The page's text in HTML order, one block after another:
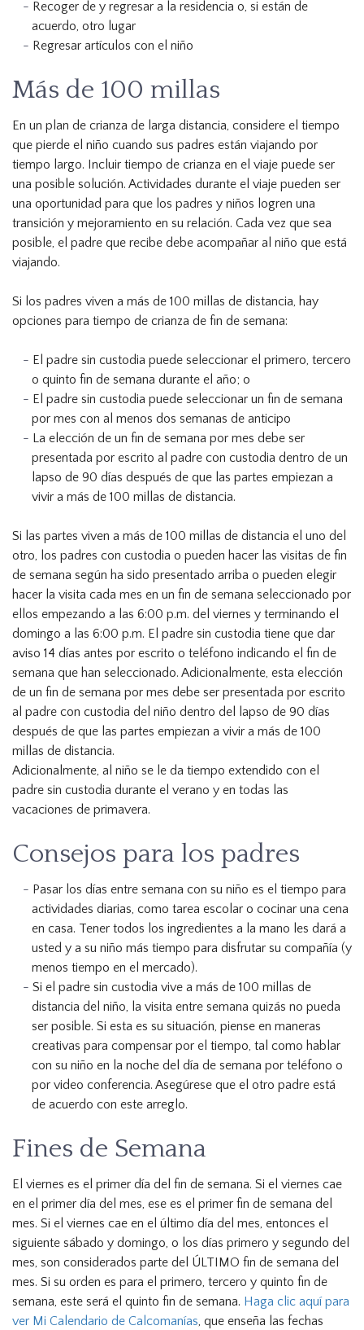
Recoger de y regresar a la residencia o, si están de
acuerdo, otro lugar
Regresar artículos con el niño
Más de 100 millas
En un plan de crianza de larga distancia, considere el tiempo
que pierde el niño cuando sus padres están viajando por
tiempo largo. Incluir tiempo de crianza en el viaje puede ser
una posible solución. Actividades durante el viaje pueden ser
una oportunidad para que los padres y niños logren una
transición y mejoramiento en su relación. Cada vez que sea
posible, el padre que recibe debe acompañar al niño que está
viajando.
Si los padres viven a más de 100 millas de distancia, hay
opciones para tiempo de crianza de fin de semana:
El padre sin custodia puede seleccionar el primero, tercero
o quinto fin de semana durante el año; o
El padre sin custodia puede seleccionar un fin de semana
por mes con al menos dos semanas de anticipo
La elección de un fin de semana por mes debe ser
presentada por escrito al padre con custodia dentro de un
lapso de 90 días después de que las partes empiezan a
vivir a más de 100 millas de distancia.
Si las partes viven a más de 100 millas de distancia el uno del
otro, los padres con custodia o pueden hacer las visitas de fin
de semana según ha sido presentado arriba o pueden elegir
hacer la visita cada mes en un fin de semana seleccionado por
ellos empezando a las 6:00 p.m. del viernes y terminando el
domingo a las 6:00 p.m. El padre sin custodia tiene que dar
aviso 14 días antes por escrito o teléfono indicando el fin de
semana que han seleccionado. Adicionalmente, esta elección
de un fin de semana por mes debe ser presentada por escrito
al padre con custodia del niño dentro del lapso de 90 días
después de que las partes empiezan a vivir a más de 100
millas de distancia.
Adicionalmente, al niño se le da tiempo extendido con el
padre sin custodia durante el verano y en todas las
vacaciones de primavera.
Consejos para los padres
Pasar los días entre semana con su niño es el tiempo para
actividades diarias, como tarea escolar o cocinar una cena
en casa. Tener todos los ingredientes a la mano les dará a
usted y a su niño más tiempo para disfrutar su compañía (y
menos tiempo en el mercado).
Si el padre sin custodia vive a más de 100 millas de
distancia del niño, la visita entre semana quizás no pueda
ser posible. Si esta es su situación, piense en maneras
creativas para compensar por el tiempo, tal como hablar
con su niño en la noche del día de semana por teléfono o
por video conferencia. Asegúrese que el otro padre está
de acuerdo con este arreglo.
Fines de Semana
El viernes es el primer día del fin de semana. Si el viernes cae
en el primer día del mes, ese es el primer fin de semana del
mes. Si el viernes cae en el último día del mes, entonces el
siguiente sábado y domingo, o los días primero y segundo del
mes, son considerados parte del ÚLTIMO fin de semana del
mes. Si su orden es para el primero, tercero y quinto fin de
semana, este será el quinto fin de semana. Haga clic aquí para
ver Mi Calendario de Calcomanías, que enseña las fechas